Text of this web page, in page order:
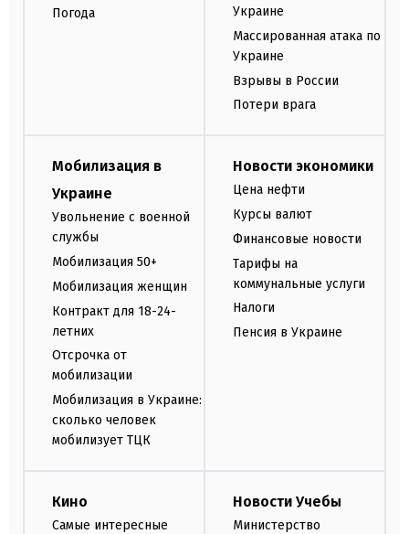
Погода
Украине
Массированная атака по
Украине
Взрывы в России
Потери врага
Мобилизация в
Украине
Увольнение с военной
службы
Мобилизация 50+
Мобилизация женщин
Контракт для 18-24-
летних
Отсрочка от
мобилизации
Мобилизация в Украине:
сколько человек
мобилизует ТЦК
Новости экономики
Цена нефти
Курсы валют
Финансовые новости
Тарифы на
коммунальные услуги
Налоги
Пенсия в Украине
Кино
Самые интересные
Новости Учебы
Министерство